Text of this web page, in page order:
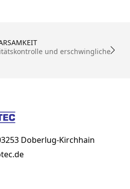
und erschwingliche
Doberlug-Kirchhain